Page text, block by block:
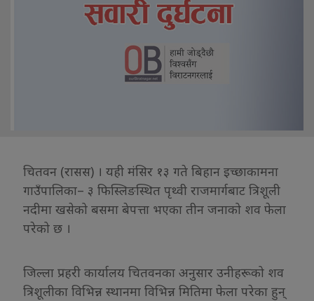
चितवन (रासस) । यही मंसिर १३ गते बिहान इच्छाकामना
गाउँपालिका– ३ फिस्लिङस्थित पृथ्वी राजमार्गबाट त्रिशूली
नदीमा खसेको बसमा बेपत्ता भएका तीन जनाको शव फेला
परेको छ ।
जिल्ला प्रहरी कार्यालय चितवनका अनुसार उनीहरूको शव
त्रिशूलीका विभिन्न स्थानमा विभिन्न मितिमा फेला परेका हुन्